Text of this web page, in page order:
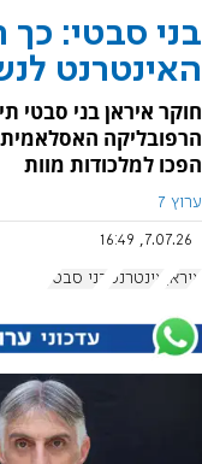
בני סבטי:
האינטרנט
חוקר איראן בני סבטי
הרפובליקה האסלאמית
הפכו למלכודות מוות
ערוץ 7
7.07.26, 16:49
איראן אינטרנט בני סבטי